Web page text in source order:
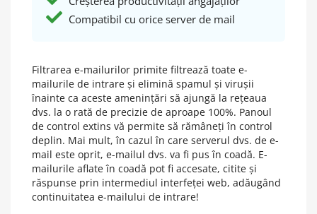
Compatibil cu orice server de mail
Filtrarea e-mailurilor primite filtrează toate e-
mailurile de intrare și elimină spamul și virușii
înainte ca aceste amenințări să ajungă la rețeaua
dvs. la o rată de precizie de aproape 100%. Panoul
de control extins vă permite să rămâneți în control
deplin. Mai mult, în cazul în care serverul dvs. de e-
mail este oprit, e-mailul dvs. va fi pus în coadă. E-
mailurile aflate în coadă pot fi accesate, citite și
răspunse prin intermediul interfeței web, adăugând
continuitatea e-mailului de intrare!